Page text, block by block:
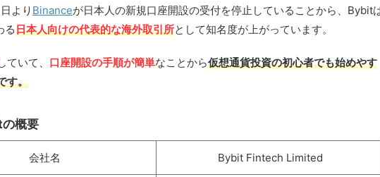
より Binanceが日本人の新規口座開設の受付を停止していることから、Bybit
る日本人向けの代表的な海外取引所として知名度が上がっています。
ていて、 口座開設の手順が簡単なことから仮想通貨投資の初心者でも始めやす
す。
概要
会社名 Bybit Fintech Limited